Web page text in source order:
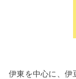
伊東を中心に、伊